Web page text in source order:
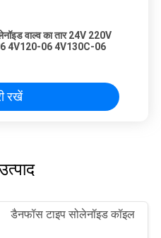
वाल्व का तार 24V 220V
4V120-06 4V130C-06
रखें
डैनफॉस टाइप सोलेनॉइड कॉइल